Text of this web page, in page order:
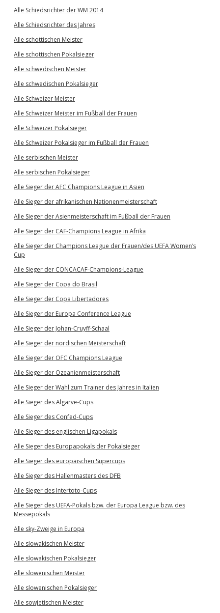
Alle Schiedsrichter der WM 2014
Alle Schiedsrichter des Jahres
Alle schottischen Meister
Alle schottischen Pokalsieger
Alle schwedischen Meister
Alle schwedischen Pokalsieger
Alle Schweizer Meister
Alle Schweizer Meister im Fußball der Frauen
Alle Schweizer Pokalsieger
Alle Schweizer Pokalsieger im Fußball der Frauen
Alle serbischen Meister
Alle serbischen Pokalsieger
Alle Sieger der AFC Champions League in Asien
Alle Sieger der afrikanischen Nationenmeisterschaft
Alle Sieger der Asienmeisterschaft im Fußball der Frauen
Alle Sieger der CAF-Champions League in Afrika
Alle Sieger der Champions League der Frauen/des UEFA Women’s
Cup
Alle Sieger der CONCACAF-Champions-League
Alle Sieger der Copa do Brasil
Alle Sieger der Copa Libertadores
Alle Sieger der Europa Conference League
Alle Sieger der Johan-Cruyff-Schaal
Alle Sieger der nordischen Meisterschaft
Alle Sieger der OFC Champions League
Alle Sieger der Ozeanienmeisterschaft
Alle Sieger der Wahl zum Trainer des Jahres in Italien
Alle Sieger des Algarve-Cups
Alle Sieger des Confed-Cups
Alle Sieger des englischen Ligapokals
Alle Sieger des Europapokals der Pokalsieger
Alle Sieger des europäischen Supercups
Alle Sieger des Hallenmasters des DFB
Alle Sieger des Intertoto-Cups
Alle Sieger des UEFA-Pokals bzw. der Europa League bzw. des
Messepokals
Alle sky-Zweige in Europa
Alle slowakischen Meister
Alle slowakischen Pokalsieger
Alle slowenischen Meister
Alle slowenischen Pokalsieger
Alle sowjetischen Meister